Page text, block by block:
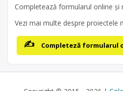
Completează formularul online și
Vezi mai multe despre proiectele
Completeză formularul